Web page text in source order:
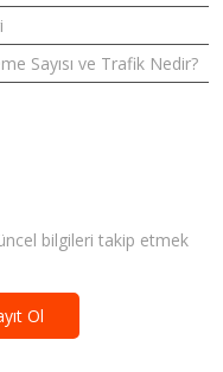
Sayısı ve Trafik Nedir?
bilgileri takip etmek